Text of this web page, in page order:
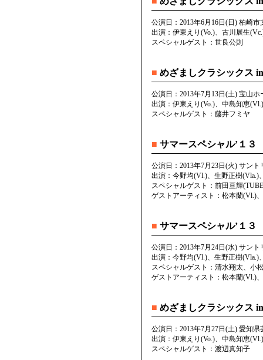
公演日：2013年6月16日(日) 柏崎
出演：伊東えり(Vo.)、古川展生
スペシャルゲスト：世良公則
■ めざましクラシックス
公演日：2013年7月13日(土) 宝山
出演：伊東えり(Vo.)、中島知恵
スペシャルゲスト：藤井フミヤ
■ サマースペシャル’１３
公演日：2013年7月23日(火) サン
出演：今野均(Vl.)、生野正樹(Vla.)
スペシャルゲスト：前田亘輝
ゲストアーティスト：松本蘭(Vl.)
■ サマースペシャル’１３
公演日：2013年7月24日(水) サン
出演：今野均(Vl.)、生野正樹(Vla.)
スペシャルゲスト：清水翔太、小
ゲストアーティスト：松本蘭(Vl.)
■ めざましクラシックス
公演日：2013年7月27日(土) 愛知
出演：伊東えり(Vo.)、中島知恵
スペシャルゲスト：渡辺真知子